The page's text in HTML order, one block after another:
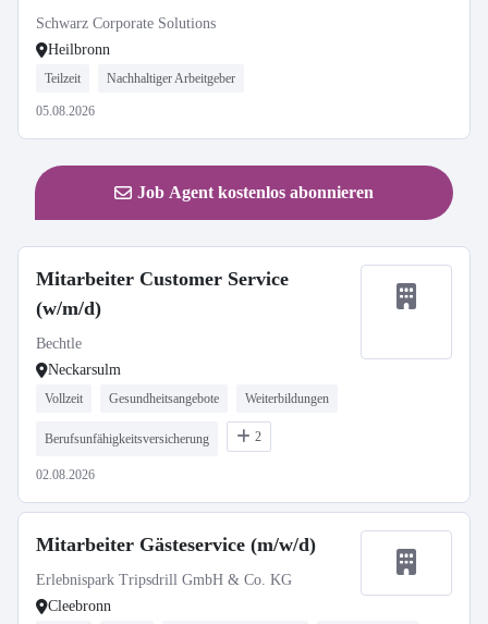
Schwarz Corporate Solutions
Heilbronn
Teilzeit Nachhaltiger Arbeitgeber
05.08.2026
Job Agent kostenlos abonnieren
Mitarbeiter Customer Service
(w/m/d)
Bechtle
Neckarsulm
Vollzeit Gesundheitsangebote Weiterbildungen
Berufsunfähigkeitsversicherung 2
02.08.2026
Mitarbeiter Gästeservice (m/w/d)
Erlebnispark Tripsdrill GmbH & Co. KG
Cleebronn